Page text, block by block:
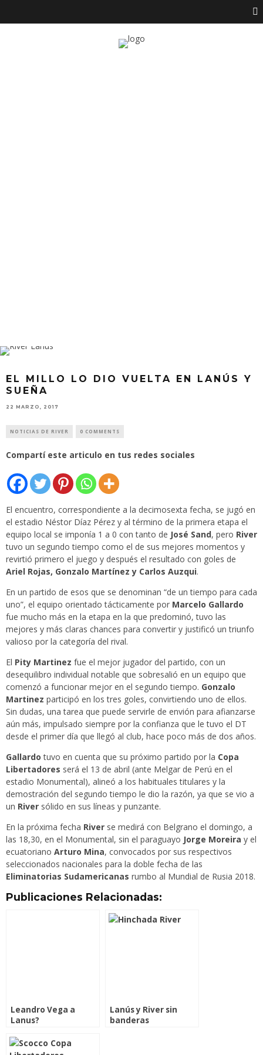
EL MILLO LO DIO VUELTA EN LANÚS Y
SUEÑA
22 MARZO, 2017
NOTICIAS DE RIVER 0 COMMENTS
Compartí este articulo en tus redes sociales
El encuentro, correspondiente a la decimosexta fecha, se jugó en
el estadio Néstor Díaz Pérez y al término de la primera etapa el
equipo local se imponía 1 a 0 con tanto de José Sand, pero River
tuvo un segundo tiempo como el de sus mejores momentos y
revirtió primero el juego y después el resultado con goles de
Ariel Rojas, Gonzalo Martínez y Carlos Auzqui.
En un partido de esos que se denominan “de un tiempo para cada
uno”, el equipo orientado tácticamente por Marcelo Gallardo
fue mucho más en la etapa en la que predominó, tuvo las
mejores y más claras chances para convertir y justificó un triunfo
valioso por la categoría del rival.
El Pity Martinez fue el mejor jugador del partido, con un
desequilibro individual notable que sobresalió en un equipo que
comenzó a funcionar mejor en el segundo tiempo. Gonzalo
Martinez participó en los tres goles, convirtiendo uno de ellos.
Sin dudas, una tarea que puede servirle de envión para afianzarse
aún más, impulsado siempre por la confianza que le tuvo el DT
desde el primer día que llegó al club, hace poco más de dos años.
Gallardotuvo en cuenta que su próximo partido por la Copa
Libertadores será el 13 de abril (ante Melgar de Perú en el
estadio Monumental), alineó a los habituales titulares y la
demostración del segundo tiempo le dio la razón, ya que se vio a
un River sólido en sus líneas y punzante.
En la próxima fecha River se medirá con Belgrano el domingo, a
las 18,30, en el Monumental, sin el paraguayo Jorge Moreira y el
ecuatoriano Arturo Mina, convocados por sus respectivos
seleccionados nacionales para la doble fecha de las
Eliminatorias Sudamericanas rumbo al Mundial de Rusia 2018.
Publicaciones Relacionadas:
Leandro Vega a
Lanus?
Lanús y River sin
banderas